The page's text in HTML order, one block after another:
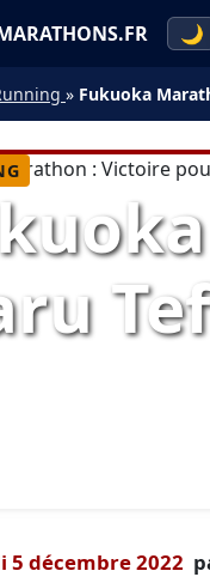
🌙
» Fukuoka
5 décembre 2022